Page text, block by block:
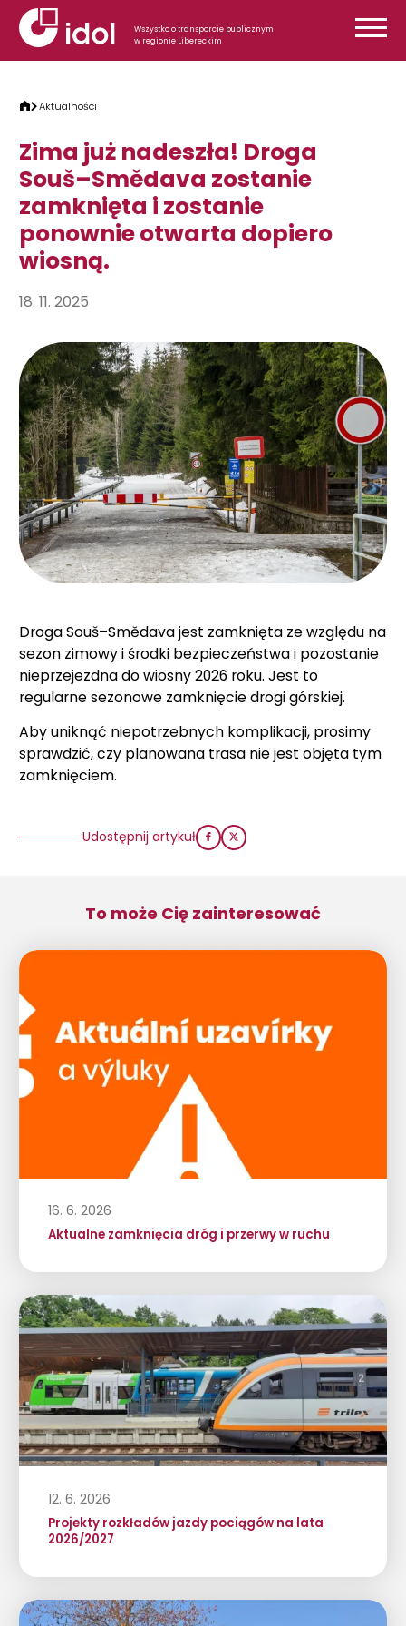
Przejdź do treści
Wszystko o transporcie publicznym
w regionie Libereckim
Aktualności
Zima już nadeszła! Droga
Souš–Smědava zostanie
zamknięta i zostanie
ponownie otwarta dopiero
wiosną.
18. 11. 2025
Droga Souš–Smědava jest zamknięta ze względu na
sezon zimowy i środki bezpieczeństwa i pozostanie
nieprzejezdna do wiosny 2026 roku. Jest to
regularne sezonowe zamknięcie drogi górskiej.
Aby uniknąć niepotrzebnych komplikacji, prosimy
sprawdzić, czy planowana trasa nie jest objęta tym
zamknięciem.
Udostępnij artykuł
To może Cię zainteresować
16. 6. 2026
Aktualne zamknięcia dróg i przerwy w ruchu
12. 6. 2026
Projekty rozkładów jazdy pociągów na lata
2026/2027